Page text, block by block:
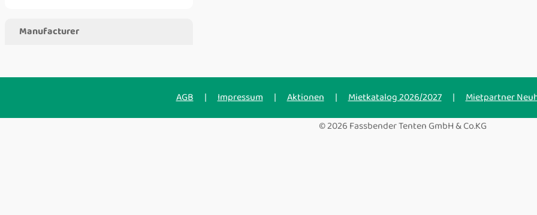
Manufacturer
AGB | Impressum | Aktionen | Mietkatalog 2026/2027 |
Mietpartner
© 2026 Fassbender Tenten GmbH & Co.KG